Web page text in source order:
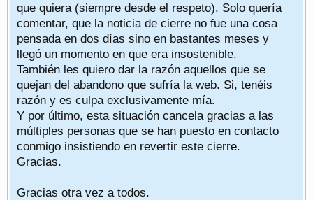
que quiera (siempre desde el respeto). Solo quería
comentar, que la noticia de cierre no fue una cosa
pensada en dos días sino en bastantes meses y
llegó un momento en que era insostenible.
También les quiero dar la razón aquellos que se
quejan del abandono que sufría la web. Si, tenéis
razón y es culpa exclusivamente mía.
Y por último, esta situación cancela gracias a las
múltiples personas que se han puesto en contacto
conmigo insistiendo en revertir este cierre.
Gracias.
Gracias otra vez a todos.